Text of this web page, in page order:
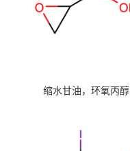
缩水甘油，环氧丙醇